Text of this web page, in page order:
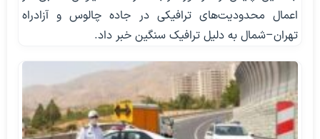
اعمال محدودیت‌های ترافیکی در جاده چالوس و آزادراه
تهران–شمال به دلیل ترافیک سنگین خبر داد.